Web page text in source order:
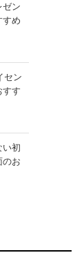
ゼン
め
セン
す
い初
お